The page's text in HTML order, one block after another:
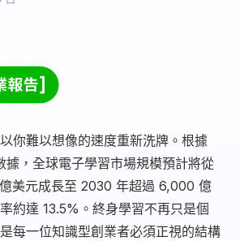
你難以想像的速度重新洗牌。根據
，全球電子學習市場規模預計將從
美元成長至 2030 年超過 6,000 億
約達 13.5%。終身學習不再只是個
每一位知識型創業者必須正視的結構